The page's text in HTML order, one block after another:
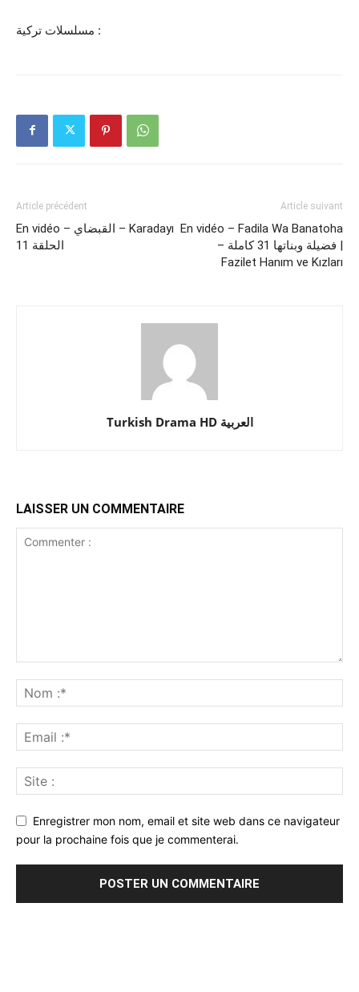
مسلسلات تركية :
Article précédent
En vidéo – القبضاي – Karadayı
الحلقة 11
Article suivant
En vidéo – Fadila Wa Banatoha
– فضيلة وبناتها 31 كاملة |
Fazilet Hanım ve Kızları
Turkish Drama HD العربية
LAISSER UN COMMENTAIRE
Enregistrer mon nom, email et site web dans ce navigateur
pour la prochaine fois que je commenterai.